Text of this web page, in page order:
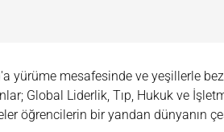
yürüme mesafesinde ve yeşillerle
Global Liderlik, Tıp, Hukuk ve
öğrencilerin bir yandan dünyanın